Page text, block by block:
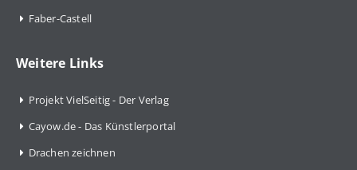
Faber-Castell
Weitere Links
Projekt VielSeitig - Der Verlag
Cayow.de - Das Künstlerportal
Drachen zeichnen